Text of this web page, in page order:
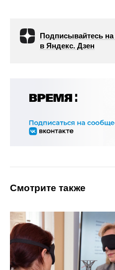
Подписывайтесь
в Яндекс. Дзен
Смотрите также